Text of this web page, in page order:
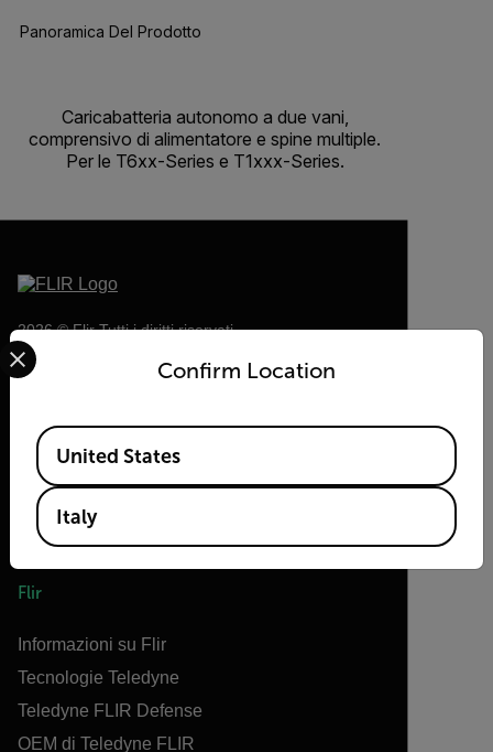
Panoramica Del Prodotto
Caricabatteria autonomo a due vani,
comprensivo di alimentatore e spine multiple.
Per le T6xx-Series e T1xxx-Series.
2026 © Flir Tutti i diritti riservati.
Flir
Informazioni su Flir
Tecnologie Teledyne
Teledyne FLIR Defense
OEM di Teledyne FLIR
Confirm Location
Select your preferred country and language from the
Available Locations
United States
Italy